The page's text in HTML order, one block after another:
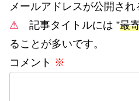
メールアドレスが公開され
⚠ 記事タイトルには ”最
ることが多いです。
コメント ※